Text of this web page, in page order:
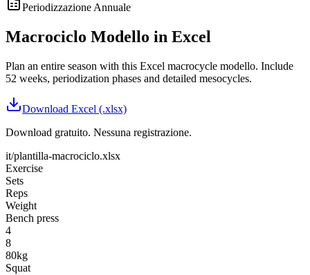
Periodizzazione Annuale
Macrociclo Modello in Excel
Plan an entire season with this Excel macrocycle modello. Include
52 weeks, periodization phases and detailed mesocycles.
Download Excel (.xlsx)
Download gratuito. Nessuna registrazione.
it/plantilla-macrociclo.xlsx
Exercise
Sets
Reps
Weight
Bench press
4
8
80kg
Squat